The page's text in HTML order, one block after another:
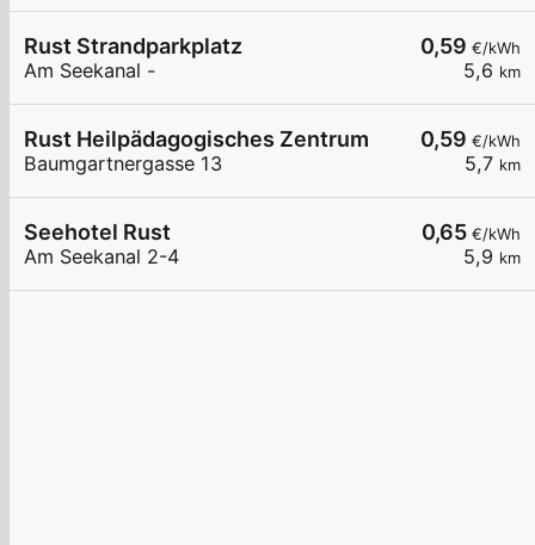
0,59 €/kWh
5,6 km
Rust Strandparkplatz
Am Seekanal -
0,59 €/kWh
5,7 km
Rust Heilpädagogisches Zentrum
Baumgartnergasse 13
0,65 €/kWh
5,9 km
Seehotel Rust
Am Seekanal 2-4